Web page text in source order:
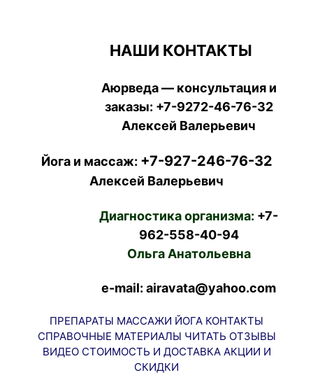
НАШИ КОНТАКТЫ
Аюрведа — консультация и
заказы: +7-9272-46-76-32
Алексей Валерьевич
Йога и массаж: +7-927-246-76-32
Алексей Валерьевич
Диагностика организма: +7-
962-558-40-94
Ольга Анатольевна
e-mail: airavata@yahoo.com
ПРЕПАРАТЫ МАССАЖИ ЙОГА КОНТАКТЫ
СПРАВОЧНЫЕ МАТЕРИАЛЫ ЧИТАТЬ ОТЗЫВЫ
ВИДЕО СТОИМОСТЬ И ДОСТАВКА АКЦИИ И
СКИДКИ